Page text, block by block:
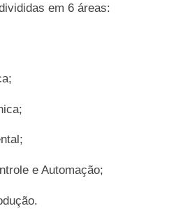
em 6 áreas:
e Automação;